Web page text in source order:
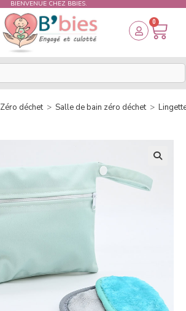
BIENVENUE CHEZ BBIES.
0
Zéro déchet > Salle de bain zéro déchet >